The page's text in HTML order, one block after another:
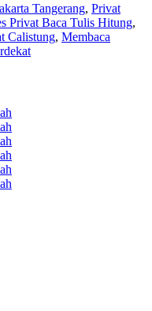
Tangerang, Privat
Privat Baca Tulis Hitung,
Calistung, Membaca